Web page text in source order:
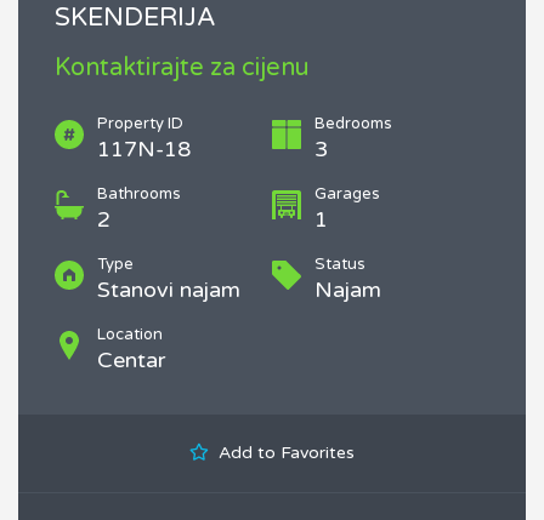
SKENDERIJA
Kontaktirajte za cijenu
Property ID
117N-18
Bedrooms
3
Bathrooms
2
Garages
1
Type
Stanovi najam
Status
Najam
Location
Centar
Add to Favorites